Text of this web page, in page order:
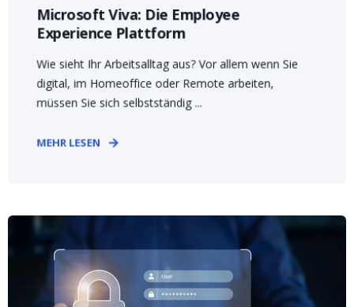
Microsoft Viva: Die Employee
Experience Plattform
Wie sieht Ihr Arbeitsalltag aus? Vor allem wenn Sie
digital, im Homeoffice oder Remote arbeiten,
müssen Sie sich selbstständig ...
MEHR LESEN